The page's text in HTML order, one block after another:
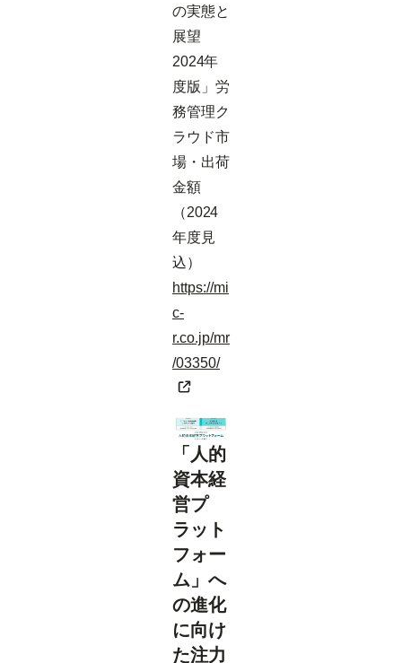
の実態と
展望
2024年
度版」労
務管理ク
ラウド市
場・出荷
金額
（2024
年度見
込）
https://mi
c-
r.co.jp/mr
/03350/
「人的
資本経
営プ
ラット
フォー
ム」へ
の進化
に向け
た注力